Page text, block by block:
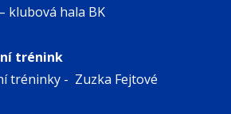
klubová hala BK
trénink
tréninky - Zuzka Fejtové